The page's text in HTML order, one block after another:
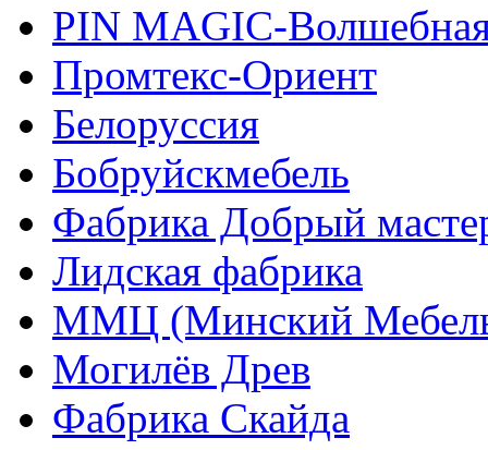
PIN MAGIС-
Промтекс-Ориент
Белоруссия
Бобруйскмебель
Фабрика Добрый
Лидская фабрика
ММЦ (Минский
Могилёв Древ
Фабрика Скайда